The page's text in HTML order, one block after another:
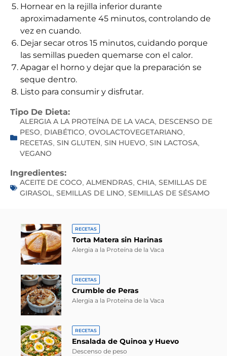
Hornear en la rejilla inferior durante
aproximadamente 45 minutos, controlando de
vez en cuando.
Dejar secar otros 15 minutos, cuidando porque
las semillas pueden quemarse con el calor.
Apagar el horno y dejar que la preparación se
seque dentro.
Listo para consumir y disfrutar.
Tipo De Dieta:
ALERGIA A LA PROTEÍNA DE LA VACA DESCENSO DE
PESO DIABÉTICO OVOLACTOVEGETARIANO
RECETAS SIN GLUTEN SIN HUEVO SIN LACTOSA
VEGANO
Ingredientes:
ACEITE DE COCO ALMENDRAS CHIA SEMILLAS DE
GIRASOL SEMILLAS DE LINO SEMILLAS DE SÉSAMO
RECETAS
Torta Matera sin Harinas
Alergia a la Proteína de la Vaca
RECETAS
Crumble de Peras
Alergia a la Proteína de la Vaca
RECETAS
Ensalada de Quinoa y Huevo
Descenso de peso